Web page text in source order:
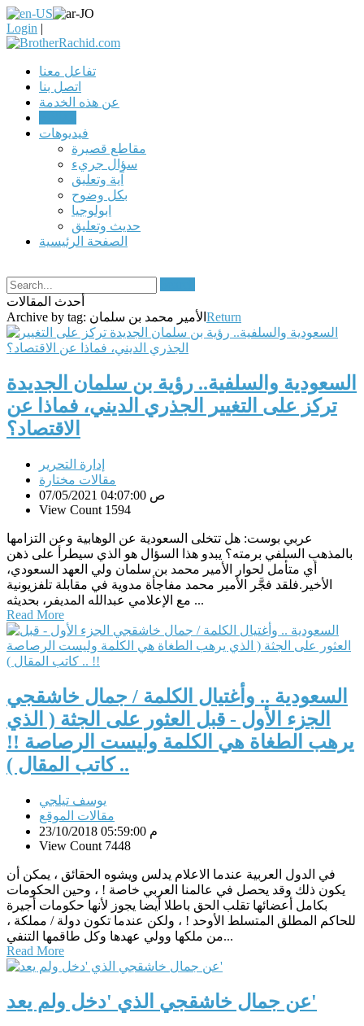
Login |
تفاعل معنا
اتصل بنا
عن هذه الخدمة
فيديوهات
مقاطع قصيرة
سؤال جريء
آية وتعليق
بكل وضوح
ابولوجيا
حديث وتعليق
الصفحة الرئيسية
أحدث المقالات
Archive by tag: الأمير محمد بن سلمان Return
السعودية والسلفية.. رؤية بن سلمان الجديدة
تركز على التغيير الجذري الديني، فماذا عن
الاقتصاد؟
إدارة التحرير
مقالات مختارة
07/05/2021 04:07:00 ص
View Count 1594
عربي بوست: هل تتخلى السعودية عن الوهابية وعن التزامها
بالمذهب السلفي برمته؟ يبدو هذا السؤال هو الذي سيطرأ على ذهن
أي متأمل لحوار الأمير محمد بن سلمان ولي العهد السعودي،
الأخير.فلقد فجَّر الأمير محمد مفاجأة مدوية في مقابلة تلفزيونية
مع الإعلامي عبدالله المديفر، بحديثه ...
Read More
السعودية .. وأغتيال الكلمة / جمال خاشقجي
الجزء الأول - قبل العثور على الجثة ( الذي
يرهب الطغاة هي الكلمة وليست الرصاصة !!
.. كاتب المقال )
يوسف تيلجي
مقالات الموقع
23/10/2018 05:59:00 م
View Count 7448
في الدول العربية عندما الاعلام يدلس ويشوه الحقائق ، يمكن أن
يكون ذلك وقد يحصل في عالمنا العربي خاصة ! ، وحين الحكومات
بكامل أعضائها تقلب الحق باطلا أيضا يجوز لأنها حكومات أجيرة
للحاكم المطلق المتسلط الأوحد ! ، ولكن عندما تكون دولة / مملكة ،
من ملكها وولي عهدها وكل طاقمها التنفي...
Read More
عن جمال خاشقجي الذي 'دخل ولم يعد'